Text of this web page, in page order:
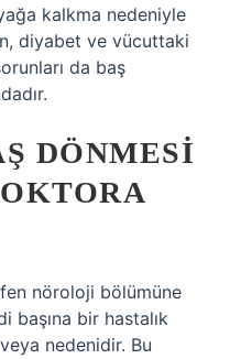
kalkma nedeniyle
diyabet ve vücuttaki
da baş
DÖNMESI
nöroloji bölümüne
başına bir hastalık
nedenidir. Bu